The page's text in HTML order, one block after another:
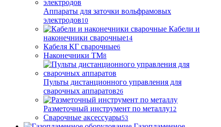
Аппараты для заточки вольфрамовых
электродов10
Кабели и
наконечники сварочные14
Кабеля КГ сварочные6
Наконечники ТМ8
Пульты дистанционного управления для
сварочных аппаратов26
Разметочный инструмент по металлу12
Сварочные аксессуары53